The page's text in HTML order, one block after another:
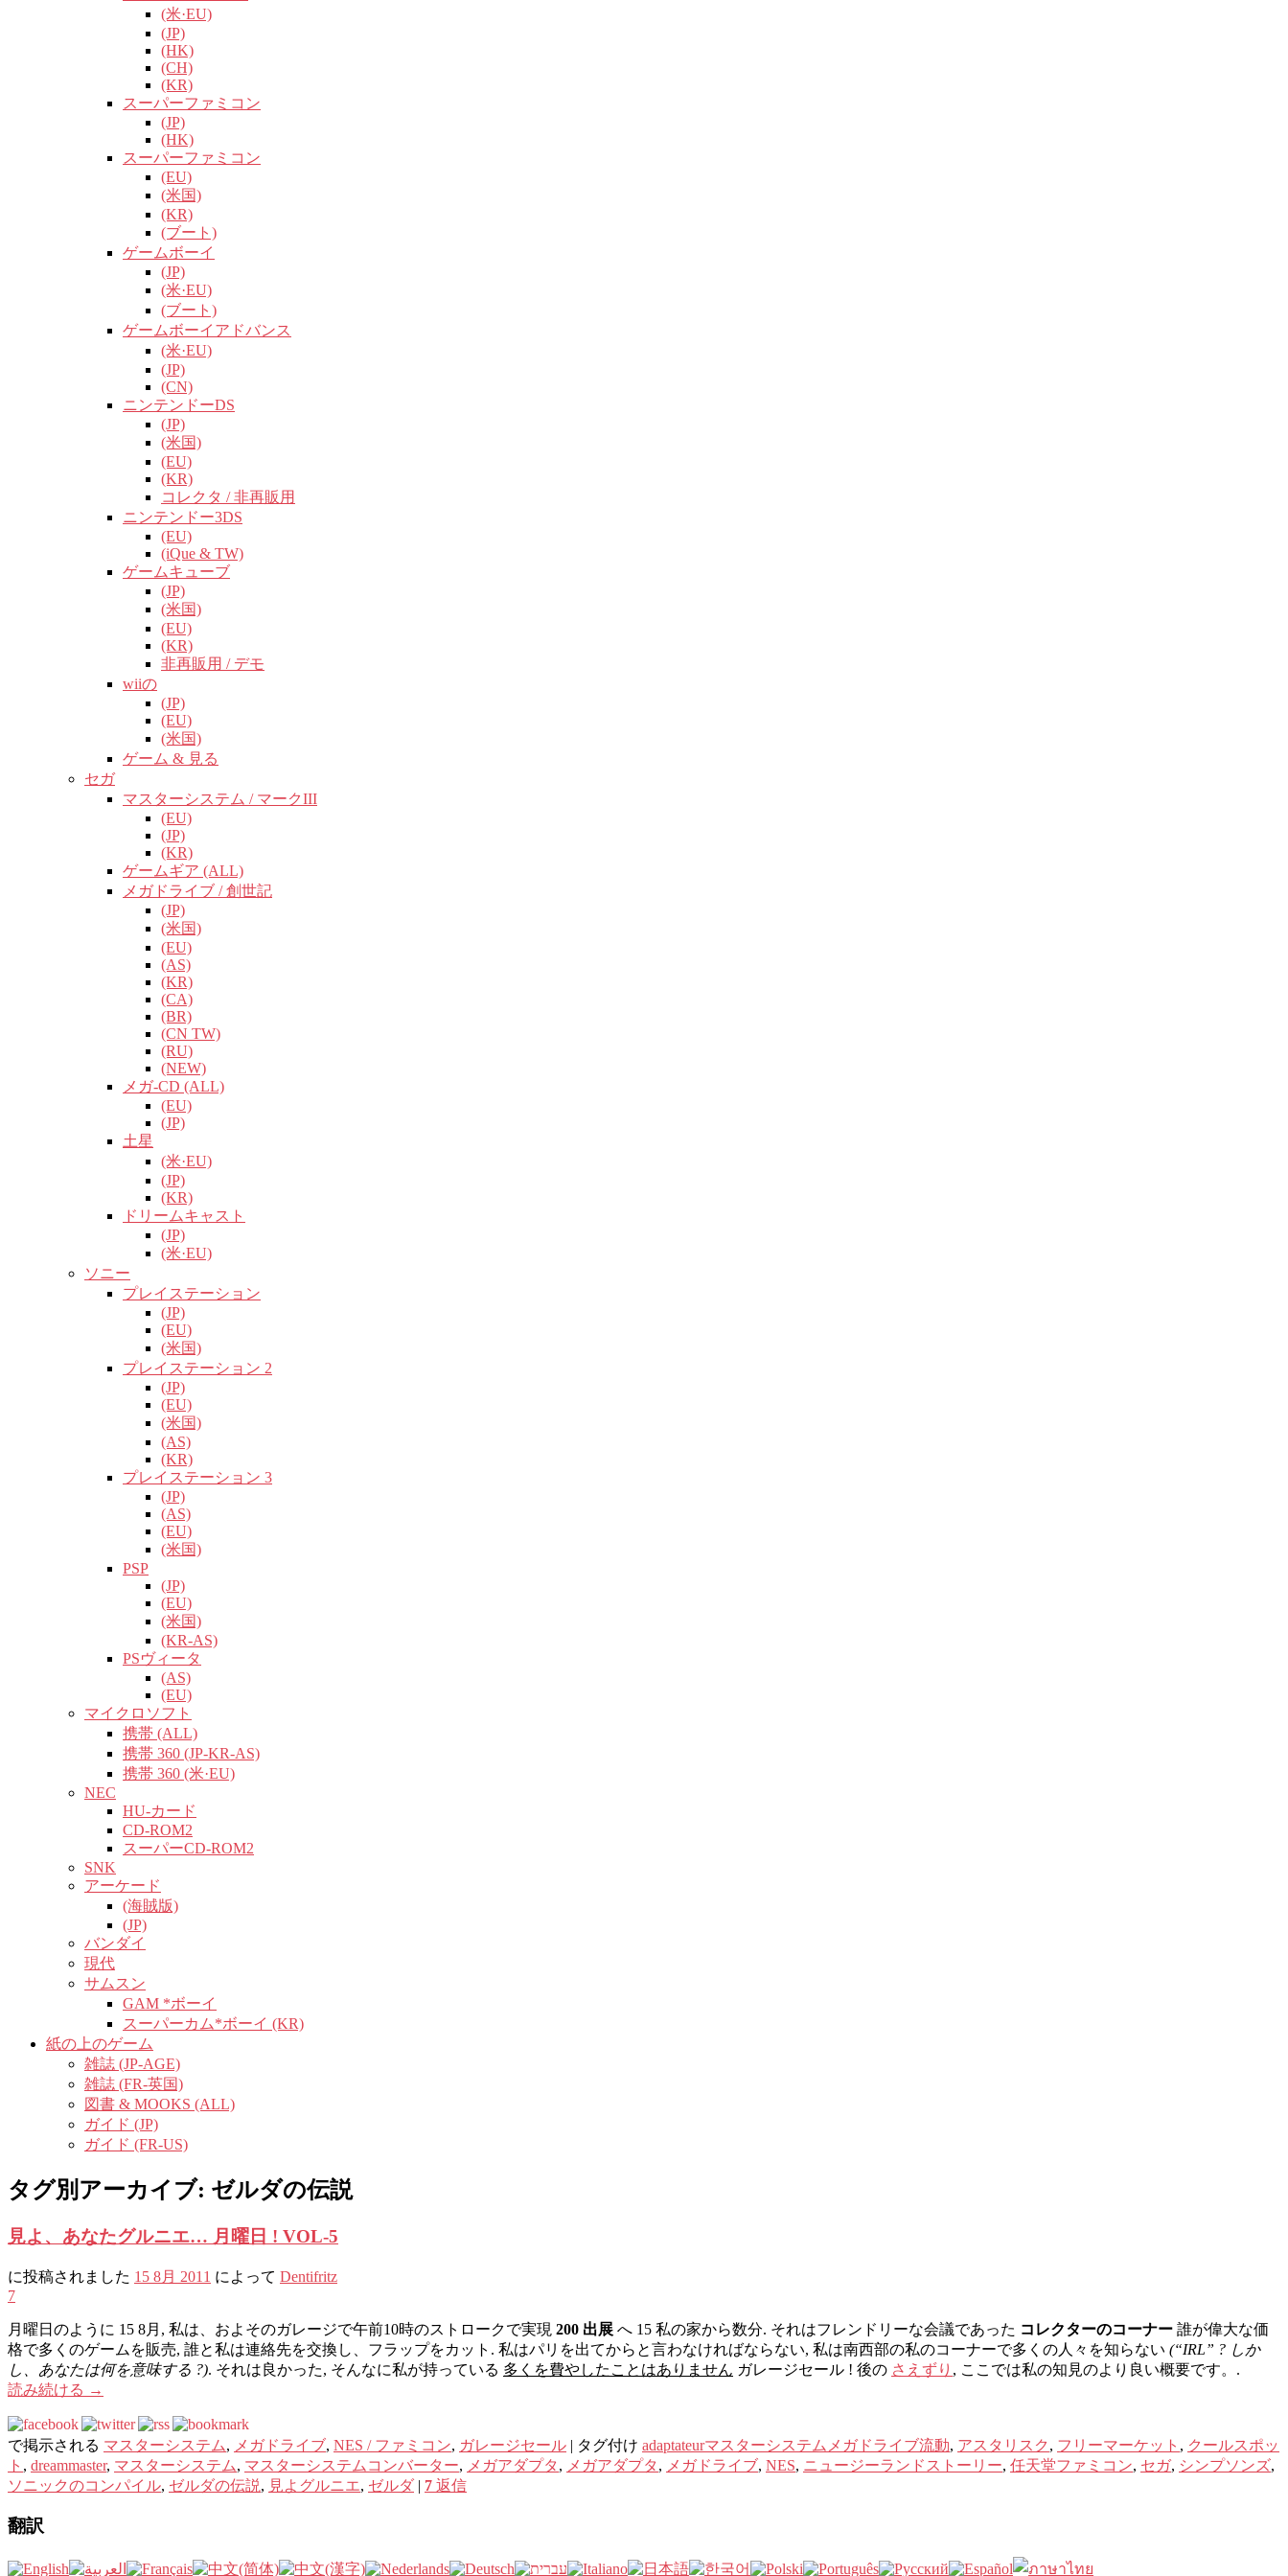
(米·EU)
(JP)
(HK)
(CH)
(KR)
スーパーファミコン
(JP)
(HK)
スーパーファミコン
(EU)
(米国)
(KR)
(ブート)
ゲームボーイ
(JP)
(米·EU)
(ブート)
ゲームボーイアドバンス
(米·EU)
(JP)
(CN)
ニンテンドーDS
(JP)
(米国)
(EU)
(KR)
コレクタ / 非再販用
ニンテンドー3DS
(EU)
(iQue & TW)
ゲームキューブ
(JP)
(米国)
(EU)
(KR)
非再販用 / デモ
wiiの
(JP)
(EU)
(米国)
ゲーム & 見る
セガ
マスターシステム / マークIII
(EU)
(JP)
(KR)
ゲームギア (ALL)
メガドライブ / 創世記
(JP)
(米国)
(EU)
(AS)
(KR)
(CA)
(BR)
(CN TW)
(RU)
(NEW)
メガ-CD (ALL)
(EU)
(JP)
土星
(米·EU)
(JP)
(KR)
ドリームキャスト
(JP)
(米·EU)
ソニー
プレイステーション
(JP)
(EU)
(米国)
プレイステーション 2
(JP)
(EU)
(米国)
(AS)
(KR)
プレイステーション 3
(JP)
(AS)
(EU)
(米国)
PSP
(JP)
(EU)
(米国)
(KR-AS)
PSヴィータ
(AS)
(EU)
マイクロソフト
携帯 (ALL)
携帯 360 (JP-KR-AS)
携帯 360 (米·EU)
NEC
HU-カード
CD-ROM2
スーパーCD-ROM2
SNK
アーケード
(海賊版)
(JP)
バンダイ
現代
サムスン
GAM *ボーイ
スーパーカム*ボーイ (KR)
紙の上のゲーム
雑誌 (JP-AGE)
雑誌 (FR-英国)
図書 & MOOKS (ALL)
ガイド (JP)
ガイド (FR-US)
タグ別アーカイブ: ゼルダの伝説
見よ、あなたグルニエ… 月曜日 ! VOL-5
に投稿されました 15 8月 2011 によって Dentifritz
7
月曜日のように 15 8月, 私は、およそのガレージで午前10時のストロークで実現 200 出展 へ 15 私の家から数分. それはフレンドリーな会議であった コレクターのコーナー 誰が偉大な価
格で多くのゲームを販売, 誰と私は連絡先を交換し、フラップをカット. 私はパリを出てからと言わなければならない, 私は南西部の私のコーナーで多くの人々を知らない (“IRL” ? しか
し、あなたは何を意味する ?). それは良かった, そんなに私が持っている 多くを費やしたことはありません ガレ​​ージセール ! 後の さえずり , ここでは私の知見のより良い概要です。.
読み続ける →
で掲示される マスターシステム, メガドライブ, NES / ファミコン, ガレ​​ージセール | タグ付け adaptateurマスターシステムメガドライブ流動, アスタリスク , フリーマーケット , クールスポッ
ト , dreammaster, マスターシステム, マスターシステムコンバーター, メガアダプタ , メガアダプタ , メガドライブ, NES, ニュージーランドストーリー, 任天堂ファミコン, セガ, シンプソンズ,
ソニックのコンパイル, ゼルダの伝説, 見よグルニエ, ゼルダ | 7 返信
翻訳